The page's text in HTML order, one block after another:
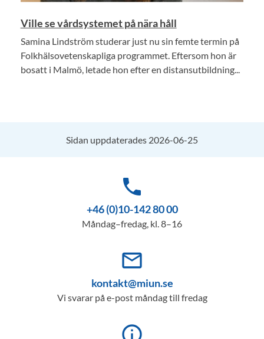
Ville se vårdsystemet på nära håll
Samina Lindström studerar just nu sin femte termin på
Folkhälsovetenskapliga programmet. Eftersom hon är
bosatt i Malmö, letade hon efter en distansutbildning...
Sidan uppdaterades 2026-06-25
phone
+46 (0)10-142 80 00
Måndag–fredag, kl. 8–16
mail_outline
kontakt@miun.se
Vi svarar på e-post måndag till fredag
info_outline